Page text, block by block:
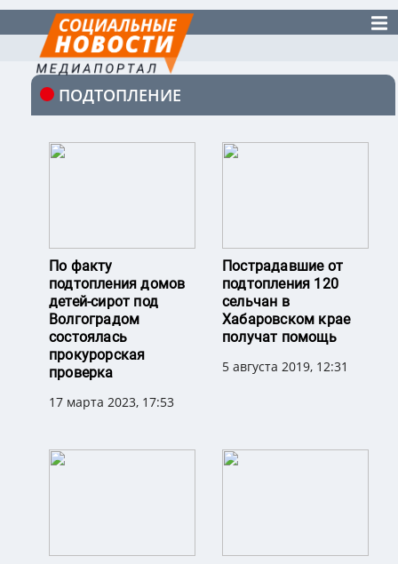
ПОДТОПЛЕНИЕ
По факту
подтопления домов
детей-сирот под
Волгоградом
состоялась
прокурорская
проверка
17 марта 2023, 17:53
Пострадавшие от
подтопления 120
сельчан в
Хабаровском крае
получат помощь
5 августа 2019, 12:31